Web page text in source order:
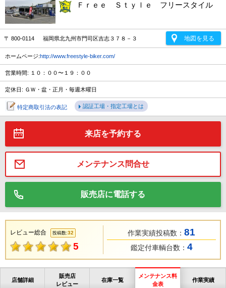
Ｆｒｅｅ Ｓｔｙｌｅ フリースタイル
〒 800-0114 福岡県北九州市門司区吉志３７８－３ 地図を見る
ホームページ:http://www.freestyle-biker.com/
営業時間: １０：００〜１９：００
定休日: ＧＷ・盆・正月・毎週木曜日
特定商取引法の表記 認証工場・指定工場とは
来店を予約する
メンテナンス問合せ
販売店に電話する
レビュー総合 投稿数:32
5
作業実績投稿数： 81
鑑定付車輌台数： 4
店舗詳細
販売店
レビュー
在庫一覧
メンテナンス料
金表
作業実績